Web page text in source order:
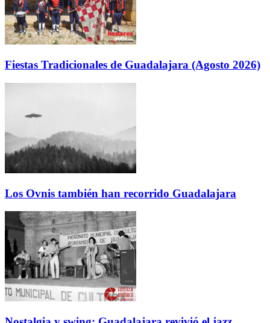
Fiestas Tradicionales de Guadalajara (Agosto 2026)
Los Ovnis también han recorrido Guadalajara